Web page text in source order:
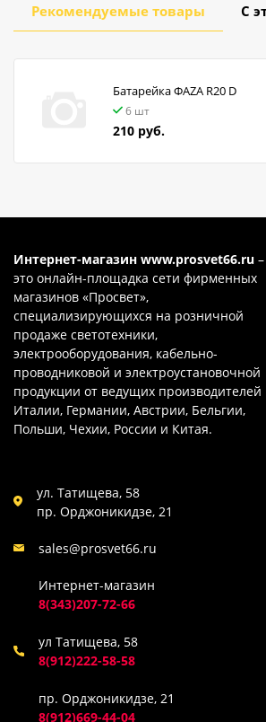
Рекомендуемые товары С
Батарейка ФАZA R20 D
6 шт
210 руб.
Интернет-магазин www.prosvet66.ru –
это онлайн-площадка сети фирменных
магазинов «Просвет»,
специализирующихся на розничной
продаже светотехники,
электрооборудования, кабельно-
проводниковой и электроустановочной
продукции от ведущих производителей
Италии, Германии, Австрии, Бельгии,
Польши, Чехии, России и Китая.
ул. Татищева, 58
пр. Орджоникидзе, 21
sales@prosvet66.ru
Интернет-магазин
8(343)207-72-66
ул Татищева, 58
8(912)222-58-58
пр. Орджоникидзе, 21
8(912)669-44-04